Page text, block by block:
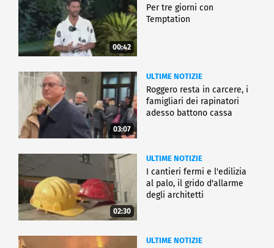
00:42
Per tre giorni con
Temptation
03:07
ULTIME NOTIZIE
Roggero resta in carcere, i
famigliari dei rapinatori
adesso battono cassa
02:30
ULTIME NOTIZIE
I cantieri fermi e l'edilizia
al palo, il grido d'allarme
degli architetti
ULTIME NOTIZIE